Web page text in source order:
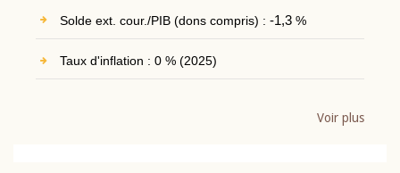
Solde ext. cour./PIB (dons compris) : -1,3%
Taux d'inflation : 0 % (2025)
Voir plus